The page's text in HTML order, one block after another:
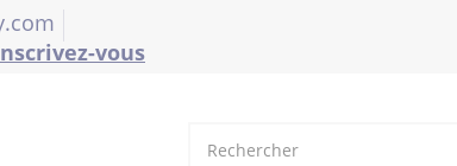
vous